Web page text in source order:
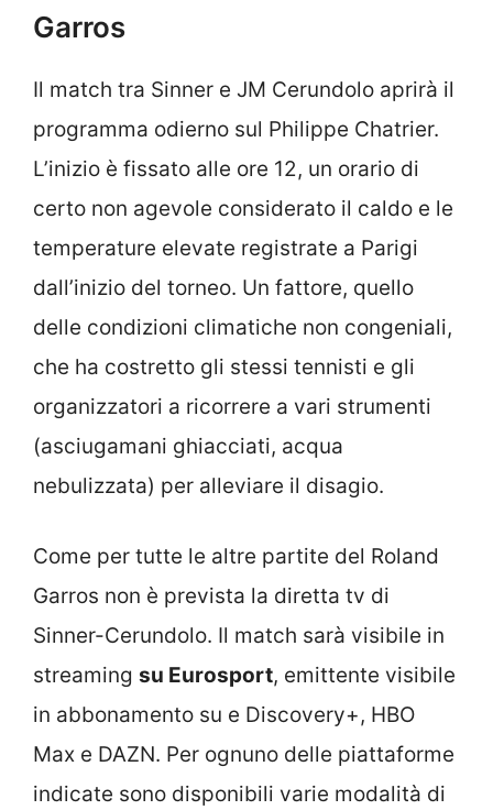
Garros
Il match tra Sinner e JM Cerundolo aprirà il
programma odierno sul Philippe Chatrier.
L’inizio è fissato alle ore 12, un orario di
certo non agevole considerato il caldo e le
temperature elevate registrate a Parigi
dall’inizio del torneo. Un fattore, quello
delle condizioni climatiche non congeniali,
che ha costretto gli stessi tennisti e gli
organizzatori a ricorrere a vari strumenti
(asciugamani ghiacciati, acqua
nebulizzata) per alleviare il disagio.
Come per tutte le altre partite del Roland
Garros non è prevista la diretta tv di
Sinner-Cerundolo. Il match sarà visibile in
streaming su Eurosport, emittente visibile
in abbonamento su e Discovery+, HBO
Max e DAZN. Per ognuno delle piattaforme
indicate sono disponibili varie modalità di